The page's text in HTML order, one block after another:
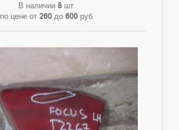
В наличии 8 шт.
по цене от 260до 600руб.